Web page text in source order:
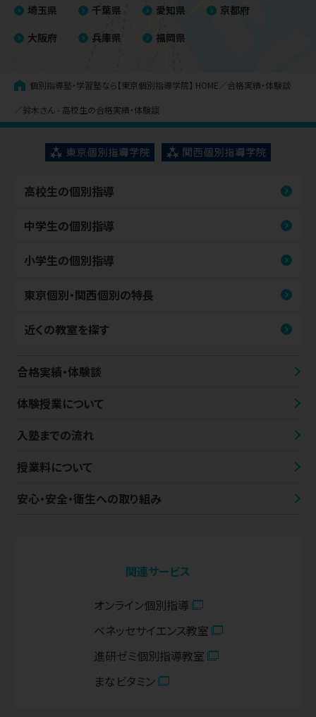
埼玉県
千葉県 愛知県
京都府
大阪府
兵庫県 福岡県
個別指導塾・学習塾なら【東京個別指導学院】 HOME 合格実績・体験談
鈴木さん - 高校生の合格実績・体験談
高校生の個別指導
中学生の個別指導
小学生の個別指導
東京個別・関西個別の特長
近くの教室を探す
合格実績・体験談
体験授業について
入塾までの流れ
授業料について
安心・安全・衛生への取り組み
関連サービス
オンライン個別指導
ベネッセサイエンス教室
進研ゼミ個別指導教室
まなビタミン